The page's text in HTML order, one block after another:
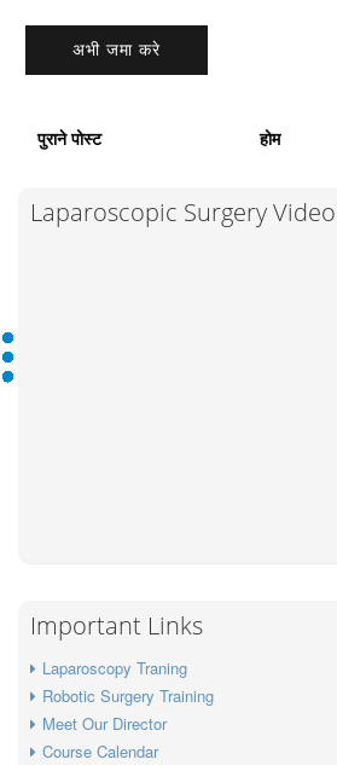
पुराने पोस्ट होम
Laparoscopic Surgery Video
Important Links
Laparoscopy Traning
Robotic Surgery Training
Meet Our Director
Course Calendar